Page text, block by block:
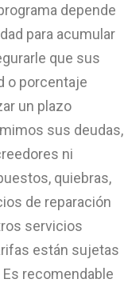
depende
para acumular
que sus
o porcentaje
un plazo
sus deudas,
ni
quiebras,
de reparación
servicios
están sujetas
recomendable